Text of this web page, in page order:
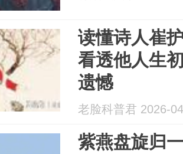
读懂诗人崔
看透他人生
遗憾
老脸科普君 2026-
紫燕盘旋归